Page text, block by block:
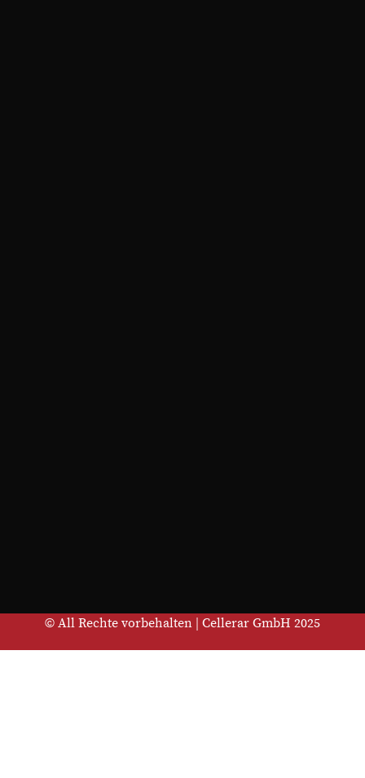
© All Rechte vorbehalten | Cellerar GmbH 2025